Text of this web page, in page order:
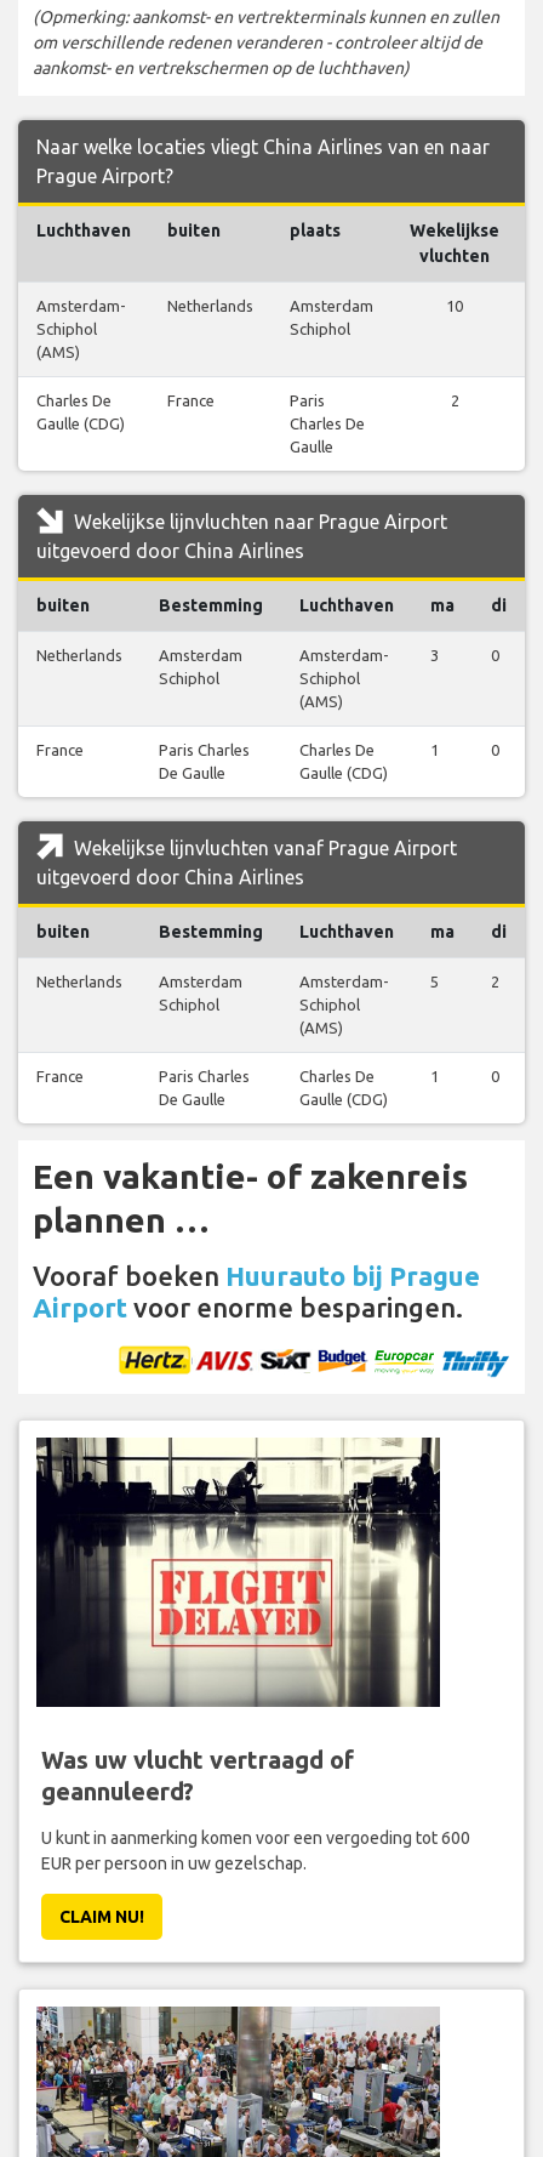
(Opmerking: aankomst- en vertrekterminals kunnen en zullen
om verschillende redenen veranderen - controleer altijd de
aankomst- en vertrekschermen op de luchthaven)
Naar welke locaties vliegt China Airlines van en naar
Prague Airport?
Luchthaven buiten plaats
Wekelijkse
vluchten
Amsterdam-
Schiphol
(AMS)
Netherlands
Amsterdam
Schiphol
10
Charles De
Gaulle (CDG)
France
Paris
Charles De
Gaulle
2
Wekelijkse lijnvluchten naar Prague Airport
uitgevoerd door China Airlines
buiten Bestemming Luchthaven ma di
Netherlands
Amsterdam
Schiphol
Amsterdam-
Schiphol
(AMS)
3 0
France
Paris Charles
De Gaulle
Charles De
Gaulle (CDG)
1 0
Wekelijkse lijnvluchten vanaf Prague Airport
uitgevoerd door China Airlines
buiten Bestemming Luchthaven ma di
Netherlands
Amsterdam
Schiphol
Amsterdam-
Schiphol
(AMS)
5 2
France
Paris Charles
De Gaulle
Charles De
Gaulle (CDG)
1 0
Een vakantie- of zakenreis
plannen …
Vooraf boeken Huurauto bij Prague
Airport voor enorme besparingen.
Was uw vlucht vertraagd of
geannuleerd?
U kunt in aanmerking komen voor een vergoeding tot 600
EUR per persoon in uw gezelschap.
CLAIM NU!